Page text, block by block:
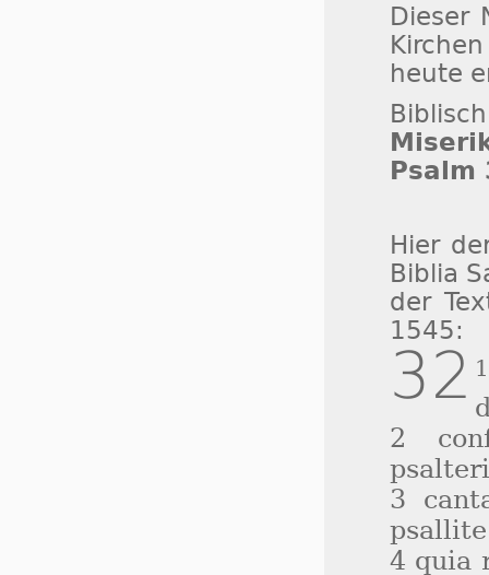
Dieser
heute
Psalm
Hier
Biblia
der
1545:
32
2
3
4 quia